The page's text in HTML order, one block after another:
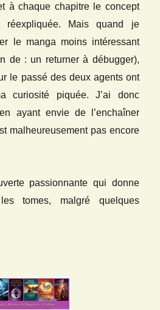
à chaque chapitre le concept
réexpliquée. Mais quand je
le manga moins intéressant
de : un returner à débugger),
le passé des deux agents ont
curiosité piquée. J’ai donc
ayant envie de l’enchaîner
malheureusement pas encore
passionnante qui donne
tomes, malgré quelques